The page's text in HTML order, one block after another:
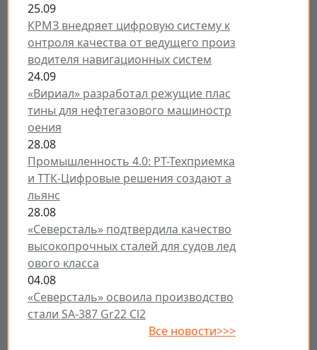
25.09
КРМЗ внедряет цифровую систему к
онтроля качества от ведущего произ
водителя навигационных систем
24.09
«Вириал» разработал режущие плас
тины для нефтегазового машиностр
оения
28.08
Промышленность 4.0: РТ-Техприемка
и ТТК-Цифровые решения создают а
льянс
28.08
«Северсталь» подтвердила качество
высокопрочных сталей для судов лед
ового класса
04.08
«Северсталь» освоила производство
стали SA-387 Gr22 Cl2
Все новости>>>